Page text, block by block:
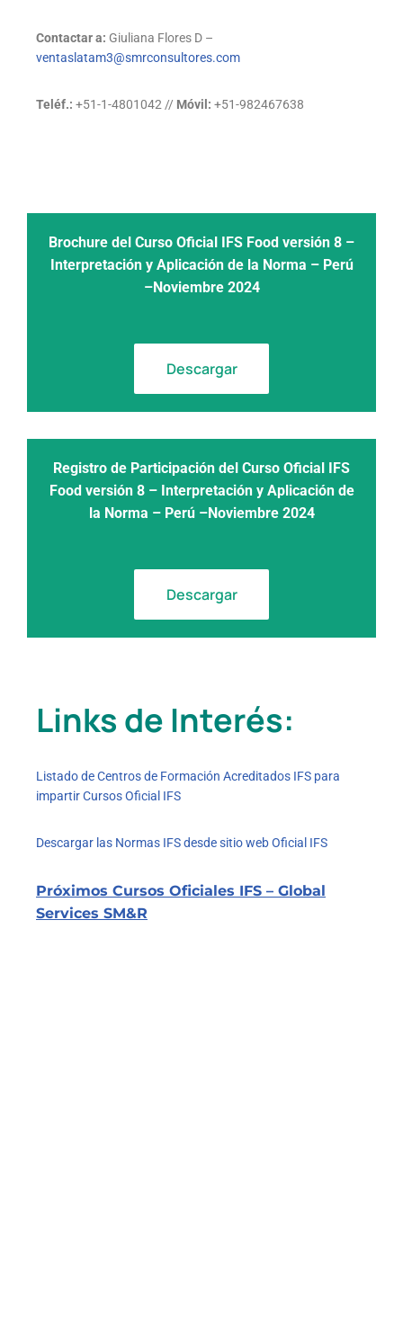
Contactar a: Giuliana Flores D –
ventaslatam3@smrconsultores.com
Teléf.: +51-1-4801042 // Móvil: +51-982467638
Brochure del Curso Oficial IFS Food versión 8 –
Interpretación y Aplicación de la Norma – Perú
–Noviembre 2024
Descargar
Registro de Participación del Curso Oficial IFS
Food versión 8 – Interpretación y Aplicación de
la Norma – Perú –Noviembre 2024
Descargar
Links de Interés:
Listado de Centros de Formación Acreditados IFS para
impartir Cursos Oficial IFS
Descargar las Normas IFS desde sitio web Oficial IFS
Próximos Cursos Oficiales IFS – Global
Services SM&R